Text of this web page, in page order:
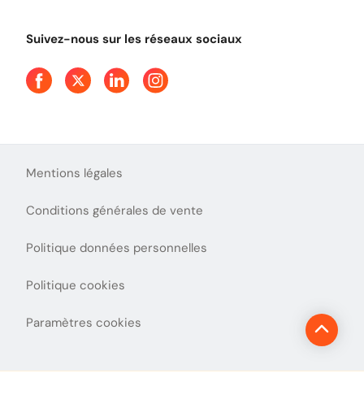
Presse
Suivez-nous sur les réseaux sociaux
Mentions légales
Conditions générales de vente
Politique données personnelles
Politique cookies
Paramètres cookies